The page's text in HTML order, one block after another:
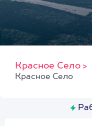
Красное Село >
Красное Село